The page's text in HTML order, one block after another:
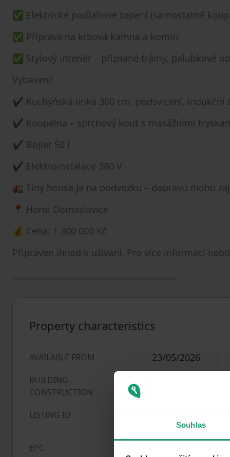
Souhlas
✅ Elektrické podlahové topení (samostatně
✅ Příprava na krbová kamna a komín
✅ Stylový interiér – přiznané trámy, palubkové
Vybavení:
✔ Kuchyňská linka 360 cm, podsvícení, indukční
✔ Koupelna – sprchový kout s masážními
✔ Bojler 50 l
✔ Elektroinstalace 380 V
🚛 Tiny house je na podvozku – dopravu mohu
📍 Horní Domaslavice
💰 Cena: 1 300 000 Kč
Připraven ihned k užívání. Pro více informací
Property characteristics
AVAILABLE FROM 23/05/2026
BUILDING
CONSTRUCTION
LISTING ID 1026860
EPC
B - Very